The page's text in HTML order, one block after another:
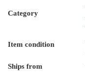
Category
Item condition
Ships from